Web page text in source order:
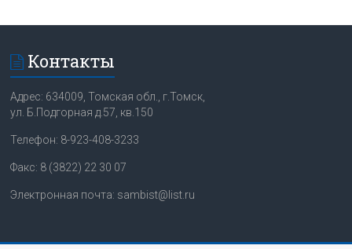
Контакты
Адрес: 634009, Томская обл., г.Томск,
ул. Б.Подгорная д.57, кв.150
Телефон: 8-923-408-3233
Факс: 8 (3822) 22 30 07
Электронная почта: sambist@list.ru